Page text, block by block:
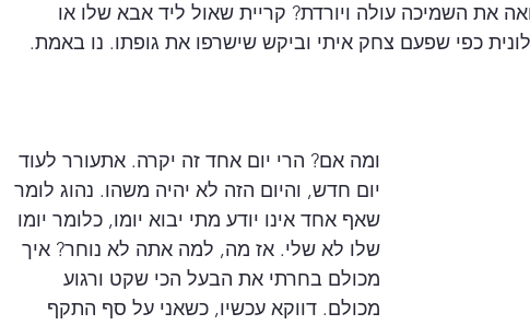
את השמיכה עולה ויורדת? קריית שאול ליד אבא שלו או
כפי שפעם צחק איתי וביקש שישרפו את גופתו. נו באמת.
ומה אם? הרי יום אחד זה יקרה. אתעורר לעוד
יום חדש, והיום הזה לא יהיה משהו. נהוג לומר
שאף אחד אינו יודע מתי יבוא יומו, כלומר יומו
שלו לא שלי. אז מה, למה אתה לא נוחר? איך
מכולם בחרתי את הבעל הכי שקט ורגוע
מכולם. דווקא עכשיו, כשאני על סף התקף